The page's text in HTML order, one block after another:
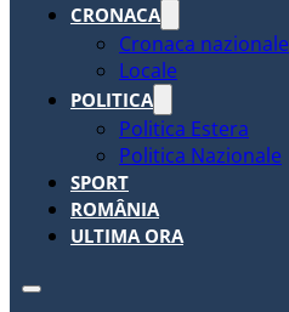
CRONACA
Cronaca nazionale
Locale
POLITICA
Politica Estera
Politica Nazionale
SPORT
ROMÂNIA
ULTIMA ORA